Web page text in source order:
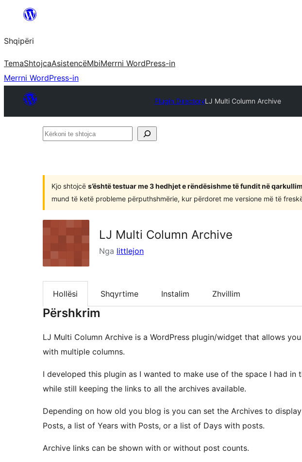
Hidhu
lënda
Shqipëri
TemaShtojcaAsistencëMbiMerrni WordPress-in
Merrni WordPress-in
Plugin DirectoryLJ Multi Column Archive
Kërkoni
Kjo shtojcë s’është testuar me 3 hedhjet e rëndësishme të fundit në
mund të ketë probleme përputhshmërie, kur përdoret me versione më të
LJ Multi Column Archive
Nga littlejon
Hollësi Shqyrtime Instalim Zhvillim
Përshkrim
LJ Multi Column Archive is a WordPress plugin/widget that allows
with multiple columns.
I developed this plugin as I wanted to make use of the space I had in
while still keeping the links to all the archives available.
Depending on how old you blog is you can set the Archives to
Posts, a list of Years with Posts, or a list of Days with posts.
Archive links can be shown with or without post counts.